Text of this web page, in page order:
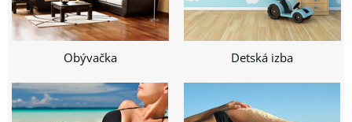
Obývačka Detská izba